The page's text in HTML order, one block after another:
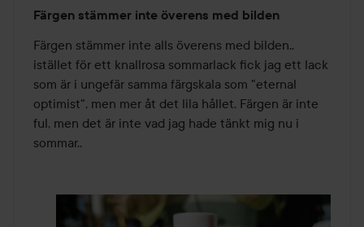
1
av
5
Färgen stämmer inte överens med bilden
Färgen stämmer inte alls överens med bilden..
istället för ett knallrosa sommarlack fick jag ett lack
som är i ungefär samma färgskala som "eternal
optimist", men mer åt det lila hållet. Färgen är inte
ful, men det är inte vad jag hade tänkt mig nu i
sommar..